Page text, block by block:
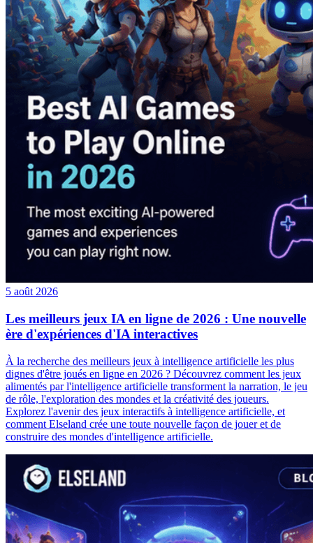
5 août 2026
Les meilleurs jeux IA en ligne de 2026 : Une nouvelle
ère d'expériences d'IA interactives
À la recherche des meilleurs jeux à intelligence artificielle les plus
dignes d'être joués en ligne en 2026 ? Découvrez comment les jeux
alimentés par l'intelligence artificielle transforment la narration, le jeu
de rôle, l'exploration des mondes et la créativité des joueurs.
Explorez l'avenir des jeux interactifs à intelligence artificielle, et
comment Elseland crée une toute nouvelle façon de jouer et de
construire des mondes d'intelligence artificielle.